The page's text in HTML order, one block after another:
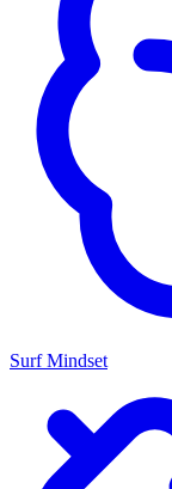
Surf Mindset